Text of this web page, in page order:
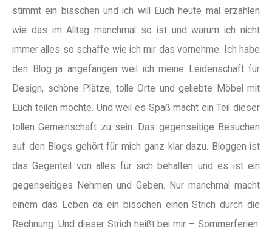
stimmt ein bisschen und ich will Euch heute mal erzählen
wie das im Alltag manchmal so ist und warum ich nicht
immer alles so schaffe wie ich mir das vornehme. Ich habe
den Blog ja angefangen weil ich meine Leidenschaft für
Design, schöne Plätze, tolle Orte und geliebte Möbel mit
Euch teilen möchte. Und weil es Spaß macht ein Teil dieser
tollen Gemeinschaft zu sein. Das gegenseitige Besuchen
auf den Blogs gehört für mich ganz klar dazu. Bloggen ist
das Gegenteil von alles für sich behalten und es ist ein
gegenseitiges Nehmen und Geben. Nur manchmal macht
einem das Leben da ein bisschen einen Strich durch die
Rechnung. Und dieser Strich heißt bei mir – Sommerferien.